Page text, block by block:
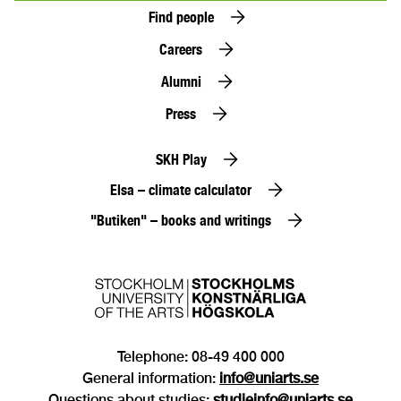
Find people
Careers
Alumni
Press
SKH Play
Elsa – climate calculator
"Butiken" – books and writings
Telephone: 08-49 400 000
General information: info@uniarts.se